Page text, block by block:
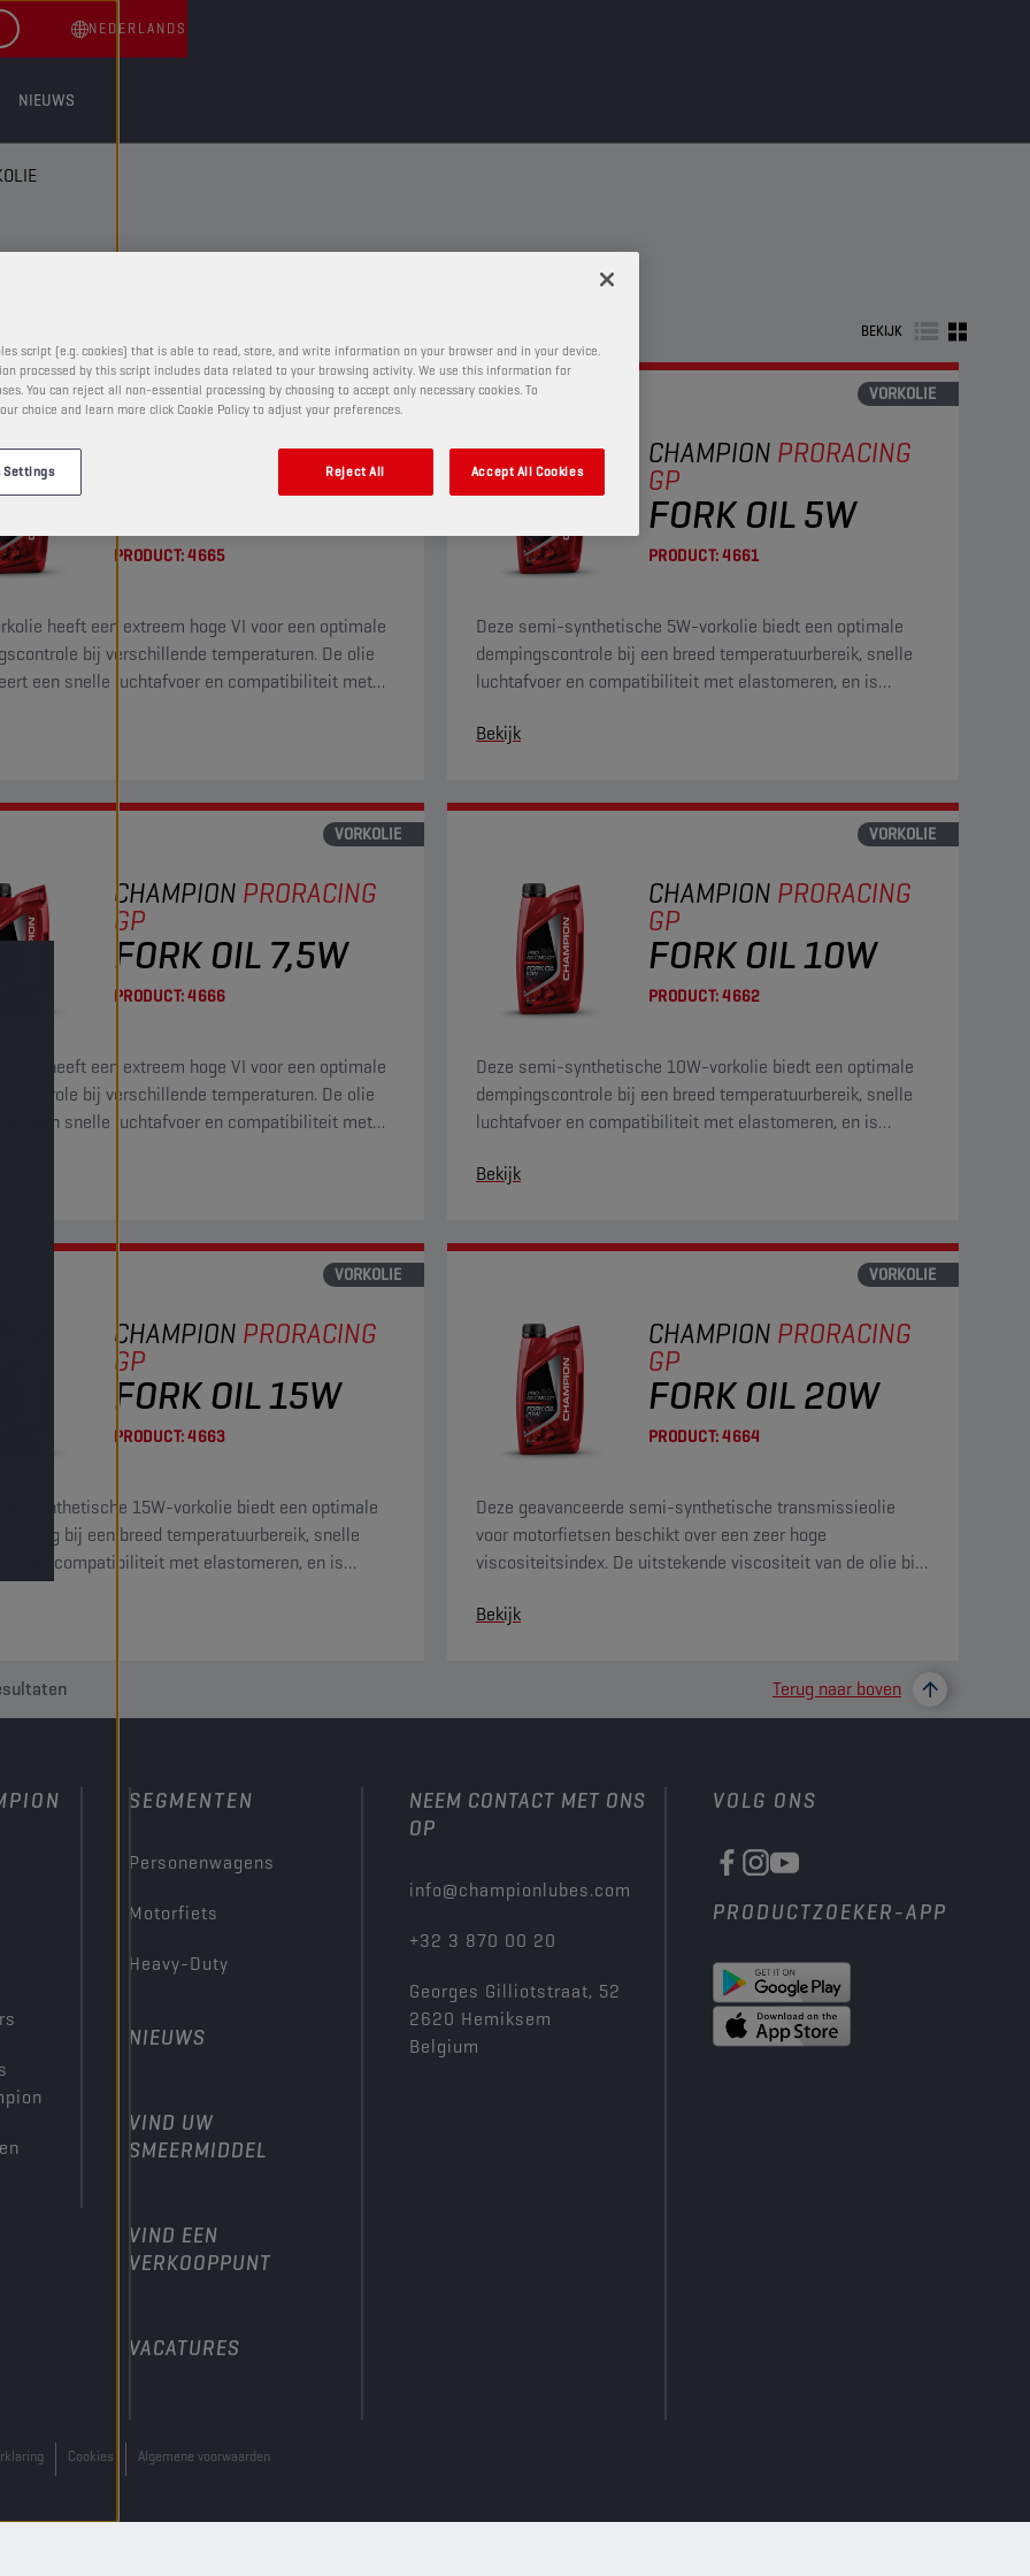
NIEUWS
NEDERLANDS
BEKIJK
VORKOLIE
PRORACING
PRODUCT:4665
heeft een extreem hoge VI voor een optimale
bij verschillende temperaturen. De olie
een snelle luchtafvoer en compatibiliteit met
VORKOLIE
CHAMPION PRORACING
GP
FORK OIL 5W
PRODUCT:4661
Deze semi-synthetische 5W-vorkolie biedt een optimale
dempingscontrole bij een breed temperatuurbereik, snelle
luchtafvoer en compatibiliteit met elastomeren, en is
Bekijk
VORKOLIE
CHAMPION PRORACING
GP
FORK OIL 7,5W
PRODUCT:4666
heeft een extreem hoge VI voor een optimale
bij verschillende temperaturen. De olie
een snelle luchtafvoer en compatibiliteit met
met corrosie- en slijtagewerende
VORKOLIE
CHAMPION PRORACING
GP
FORK OIL 10W
PRODUCT:4662
Deze semi-synthetische 10W-vorkolie biedt een optimale
dempingscontrole bij een breed temperatuurbereik, snelle
luchtafvoer en compatibiliteit met elastomeren, en is
Bekijk
VORKOLIE
CHAMPION PRORACING
GP
FORK OIL 15W
PRODUCT:4663
synthetische 15W-vorkolie biedt een optimale
bij een breed temperatuurbereik, snelle
en compatibiliteit met elastomeren, en is
VORKOLIE
CHAMPION PRORACING
GP
FORK OIL 20W
PRODUCT:4664
Deze geavanceerde semi-synthetische transmissieolie
voor motorfietsen beschikt over een zeer hoge
viscositeitsindex. De uitstekende viscositeit van de olie bij
alle tandwielen.
Bekijk
Terug naar boven
SEGMENTEN
Personenwagens
Motorfiets
Heavy-Duty
NIEUWS
VIND UW
SMEERMIDDEL
VIND EEN
VERKOOPPUNT
VACATURES
NEEM CONTACT MET ONS
OP
info@championlubes.com
+32 3 870 00 20
Georges Gilliotstraat, 52
2620 Hemiksem
Belgium
VOLG ONS
PRODUCTZOEKER-APP
Cookies Algemene voorwaarden
script (e.g. cookies) that is able to read, store, and write information on your browser and in your device.
processed by this script includes data related to your browsing activity. We use this information for
You can reject all non-essential processing by choosing to accept only necessary cookies. To
choice and learn more click Cookie Policy to adjust your preferences.
Settings Reject All Accept All Cookies